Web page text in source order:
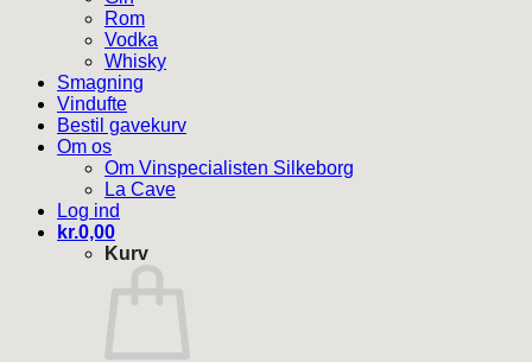
Rom
Vodka
Whisky
Smagning
Vindufte
Bestil gavekurv
Om os
Om Vinspecialisten Silkeborg
La Cave
Log ind
kr.0,00
Kurv